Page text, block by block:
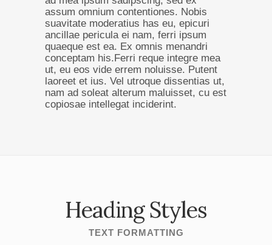
assum omnium contentiones. Nobis
suavitate moderatius has eu, epicuri
ancillae pericula ei nam, ferri ipsum
quaeque est ea. Ex omnis menandri
conceptam his.Ferri reque integre mea
ut, eu eos vide errem noluisse. Putent
laoreet et ius. Vel utroque dissentias ut,
nam ad soleat alterum maluisset, cu est
copiosae intellegat inciderint.
Heading Styles
TEXT FORMATTING